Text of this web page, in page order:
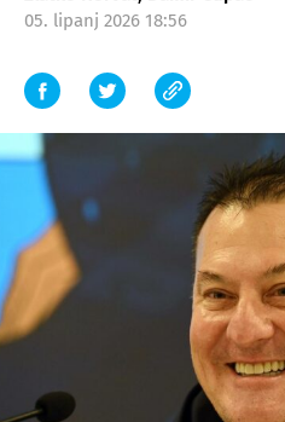
05. lipanj 2026 18:56